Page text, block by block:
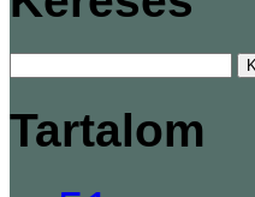
Tartalom